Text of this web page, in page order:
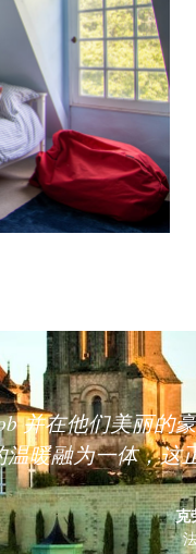
并在他们美丽
暖融为一体，这
克